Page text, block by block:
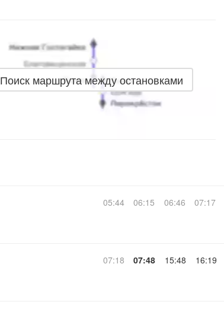
Поиск маршрута между остановками
05:44 06:15 06:46 07:17
07:18 07:48 15:48 16:19